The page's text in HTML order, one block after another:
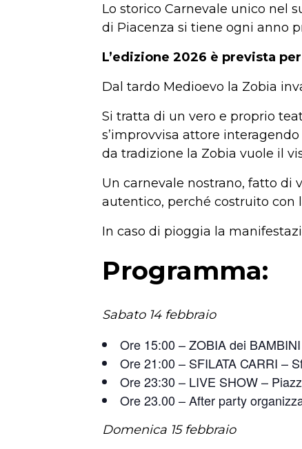
Lo storico Carnevale unico nel
di Piacenza si tiene ogni anno
L’edizione 2026 è prevista
Dal tardo Medioevo la Zobia
Si tratta di un vero e proprio
s’improvvisa attore
da tradizione la Zobia vuole il
Un carnevale nostrano, fatto di
autentico, perché costruito con
In caso di pioggia la
Programma:
Sabato 14 febbraio
Ore 15:00 – ZOBIA dei
Ore 21:00 – SFILATA CARRI –
Ore 23:30 – LIVE SHOW –
Ore 23.00 – After party
Domenica 15 febbraio